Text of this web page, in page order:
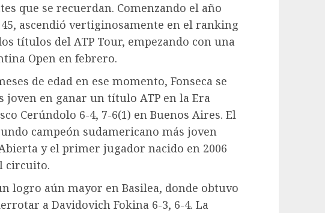
que se recuerdan. Comenzando el año
ascendió vertiginosamente en el ranking
títulos del ATP Tour, empezando con una
Open en febrero.​
de edad en ese momento, Fonseca se
en ganar un título ATP en la Era
Cerúndolo 6-4, 7-6(1) en Buenos Aires. El
campeón sudamericano más joven
y el primer jugador nacido en 2006
circuito.​
logro aún mayor en Basilea, donde obtuvo
a Davidovich Fokina 6-3, 6-4. La